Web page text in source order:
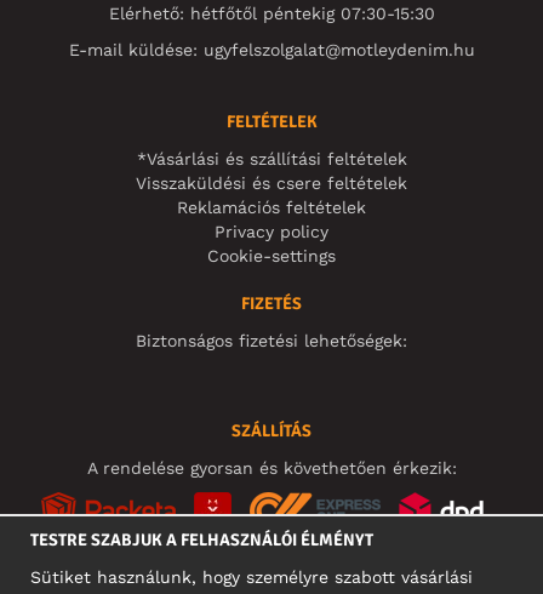
Elérhető: hétfőtől péntekig 07:30-15:30
E-mail küldése: ugyfelszolgalat@motleydenim.hu
FELTÉTELEK
*Vásárlási és szállítási feltételek
Visszaküldési és csere feltételek
Reklamációs feltételek
Privacy policy
Cookie-settings
FIZETÉS
Biztonságos fizetési lehetőségek:
SZÁLLÍTÁS
A rendelése gyorsan és követhetően érkezik:
TESTRE SZABJUK A FELHASZNÁLÓI ÉLMÉNYT
Sütiket használunk, hogy személyre szabott vásárlási